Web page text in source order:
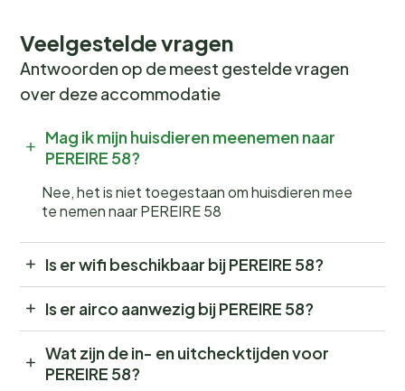
Veelgestelde vragen
Antwoorden op de meest gestelde vragen
over deze accommodatie
Mag ik mijn huisdieren meenemen naar
PEREIRE 58?
Nee, het is niet toegestaan om huisdieren mee
te nemen naar PEREIRE 58
Is er wifi beschikbaar bij PEREIRE 58?
Is er airco aanwezig bij PEREIRE 58?
Wat zijn de in- en uitchecktijden voor
PEREIRE 58?